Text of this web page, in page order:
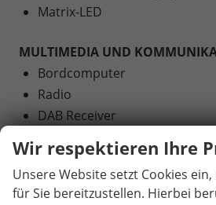
Matrix-LED
MULTIMEDIA UND
Bordcomputer
Radio
DAB Receiver
USB Anschluss
Apple Car Play
Touchscreen
Wir respektieren Ihre
Unsere Website setzt Cookies
für Sie bereitzustellen. Hierbei